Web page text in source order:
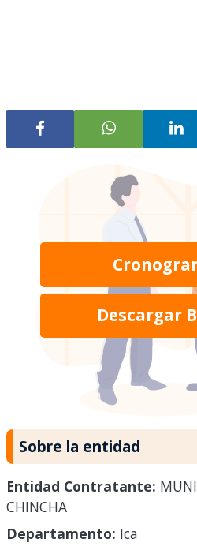
Descargar
Sobre la entidad
Entidad Contratante:
CHINCHA
Departamento: Ica